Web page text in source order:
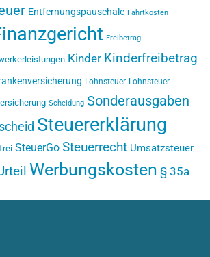
Entfernungspauschale Fahrtkosten
Freibetrag
Kinder Kinderfreibetrag
Lohnsteuer Lohnsteuer
Scheidung Sonderausgaben
Steuererklärung
SteuerGo Steuerrecht Umsatzsteuer
Werbungskosten § 35a